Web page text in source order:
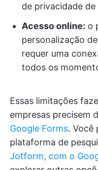
de privacidade de
Acesso online: o
personalização
requer uma
todos os
Essas limitações
empresas precisem
Google Forms. Você
plataforma de
Jotform, com o